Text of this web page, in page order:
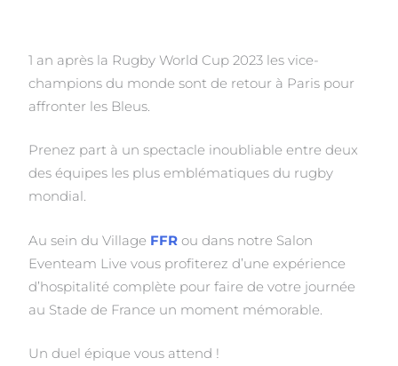
1 an après la Rugby World Cup 2023 les vice-
champions du monde sont de retour à Paris pour
affronter les Bleus.
Prenez part à un spectacle inoubliable entre deux
des équipes les plus emblématiques du rugby
mondial.
Au sein du Village FFR ou dans notre Salon
Eventeam Live vous profiterez d’une expérience
d’hospitalité complète pour faire de votre journée
au Stade de France un moment mémorable.
Un duel épique vous attend !